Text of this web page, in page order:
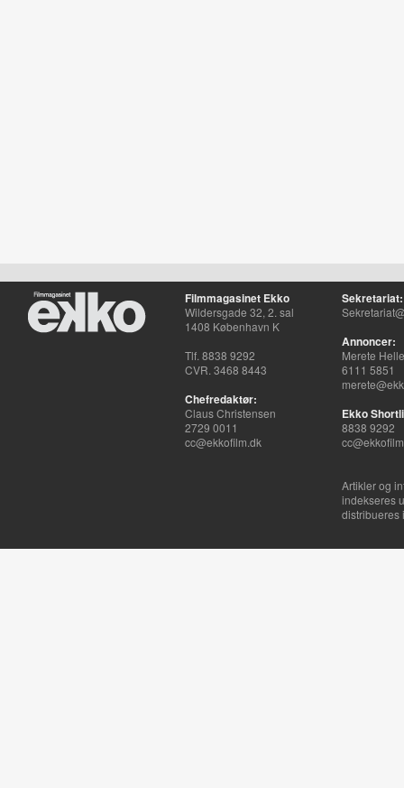
Filmmagasinet Ekko
Wildersgade 32, 2. sal
1408 København K
Tlf. 8838 9292
CVR. 3468 8443
Chefredaktør:
Claus Christensen
2729 0011
cc@ekkofilm.dk
Sekretariat:
Annoncer:
Merete
6111 5851
Ekko
8838 9292
Artikler og
indekseres
distribueres